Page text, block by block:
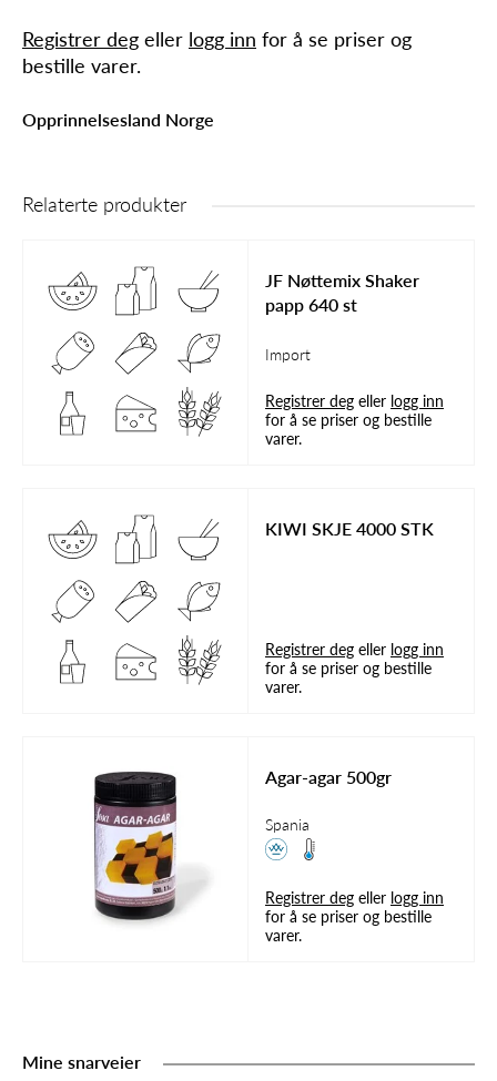
Registrer deg eller logg inn for å se priser og
bestille varer.
Opprinnelsesland Norge
Relaterte produkter
JF Nøttemix Shaker
papp 640 st
Import
Registrer deg eller logg inn
for å se priser og bestille
varer.
KIWI SKJE 4000 STK
Registrer deg eller logg inn
for å se priser og bestille
varer.
Agar-agar 500gr
Spania
Registrer deg eller logg inn
for å se priser og bestille
varer.
Mine snarveier